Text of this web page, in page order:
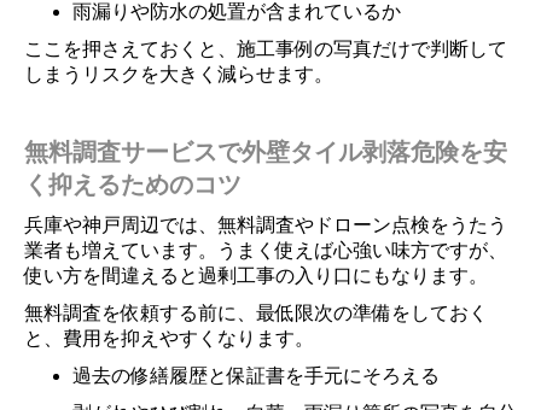
雨漏りや防水の処置が含まれているか
ここを押さえておくと、施工事例の写真だけで判断して
しまうリスクを大きく減らせます。
無料調査サービスで外壁タイル剥落危険を安
く抑えるためのコツ
兵庫や神戸周辺では、無料調査やドローン点検をうたう
業者も増えています。うまく使えば心強い味方ですが、
使い方を間違えると過剰工事の入り口にもなります。
無料調査を依頼する前に、最低限次の準備をしておく
と、費用を抑えやすくなります。
過去の修繕履歴と保証書を手元にそろえる
 